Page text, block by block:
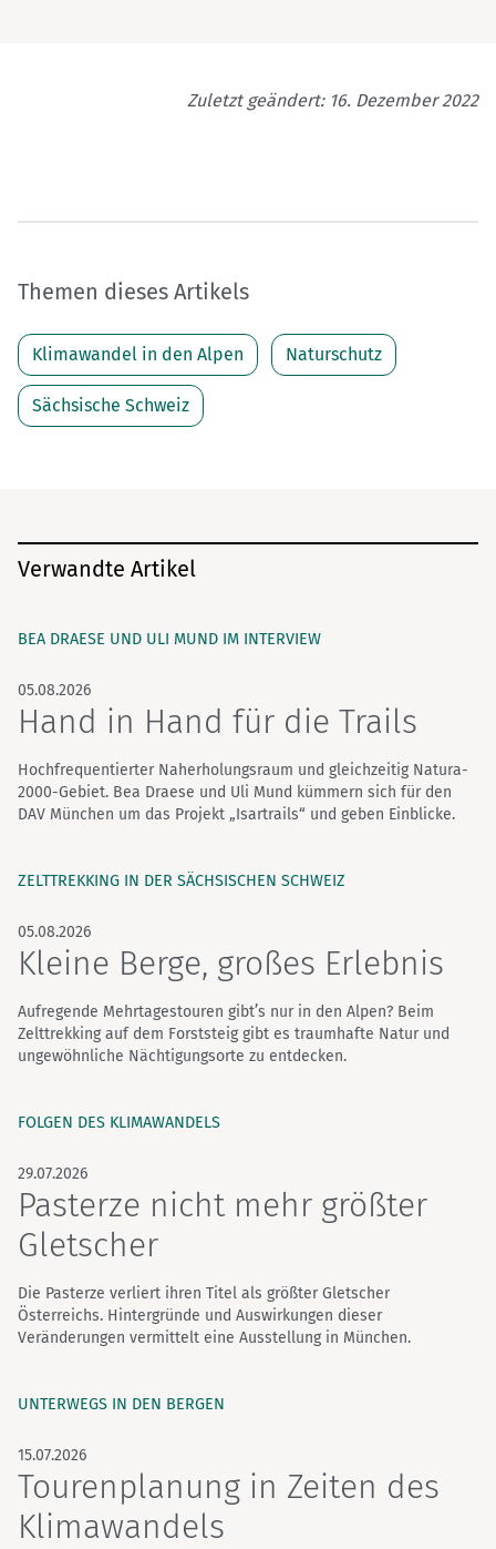
Zuletzt geändert: 16. Dezember 2022
Themen dieses Artikels
Klimawandel in den Alpen Naturschutz
Sächsische Schweiz
Verwandte Artikel
BEA DRAESE UND ULI MUND IM INTERVIEW
05.08.2026
Hand in Hand für die Trails
Hochfrequentierter Naherholungsraum und gleichzeitig Natura-
2000-Gebiet. Bea Draese und Uli Mund kümmern sich für den
DAV München um das Projekt „Isartrails“ und geben Einblicke.
ZELTTREKKING IN DER SÄCHSISCHEN SCHWEIZ
05.08.2026
Kleine Berge, großes Erlebnis
Aufregende Mehrtagestouren gibt’s nur in den Alpen? Beim
Zelttrekking auf dem Forststeig gibt es traumhafte Natur und
ungewöhnliche Nächtigungsorte zu entdecken.
FOLGEN DES KLIMAWANDELS
29.07.2026
Pasterze nicht mehr größter
Gletscher
Die Pasterze verliert ihren Titel als größter Gletscher
Österreichs. Hintergründe und Auswirkungen dieser
Veränderungen vermittelt eine Ausstellung in München.
UNTERWEGS IN DEN BERGEN
15.07.2026
Tourenplanung in Zeiten des
Klimawandels